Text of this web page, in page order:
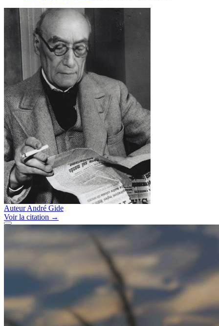
Auteur André Gide
Voirla citation →